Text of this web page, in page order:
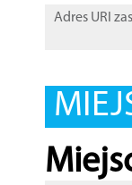
Adres URI